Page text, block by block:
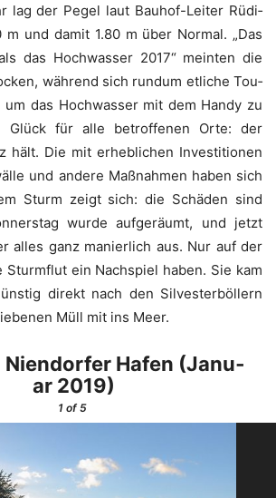
lag der Pegel laut Bau­hof-Lei­ter Rüdi­
und damit 1.80 m über Nor­mal. „Das
das Hoch­was­ser 2017“ mein­ten die
wäh­rend sich rund­um etli­che Tou­
das Hoch­was­ser mit dem Han­dy zu
Glück für alle betrof­fe­nen Orte: der
hält. Die mit erheb­li­chen Inves­ti­tio­nen
und ande­re Maß­nah­men haben sich
Sturm zeigt sich: die Schä­den sind
wur­de auf­ge­räumt, und jetzt
alles ganz manier­lich aus. Nur auf der
Sturm­flut ein Nach­spiel haben. Sie kam
direkt nach den Sil­ves­ter­b­öl­lern
Müll mit ins Meer.
Nien­dor­fer Hafen (Janu­
ar 2019)
1of 5